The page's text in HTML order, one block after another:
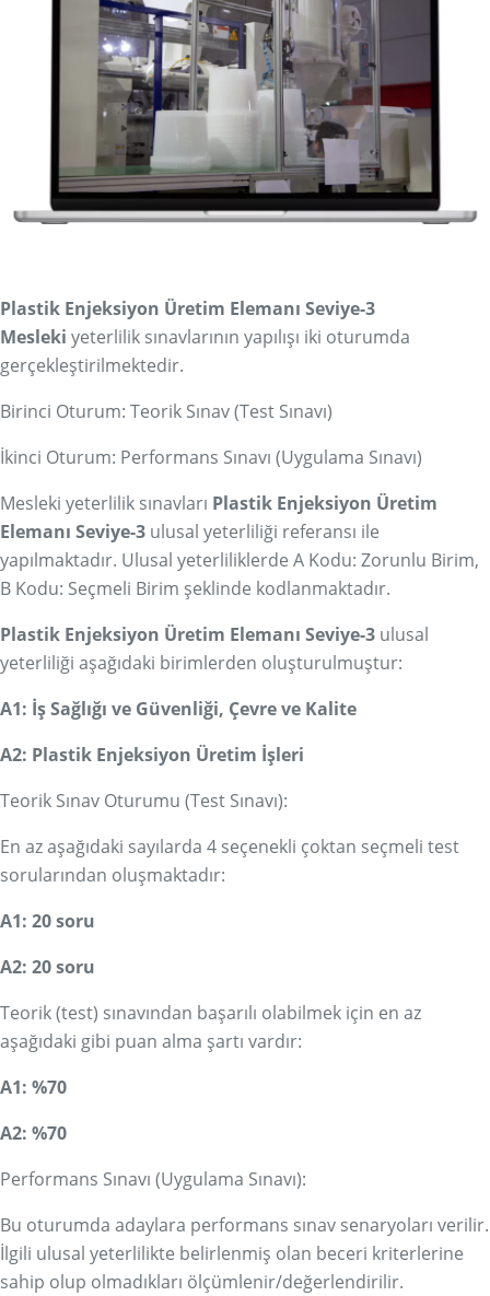
Plastik Enjeksiyon Üretim Elemanı Seviye-3
Mesleki yeterlilik sınavlarının yapılışı iki oturumda
gerçekleştirilmektedir.
Birinci Oturum: Teorik Sınav (Test Sınavı)
İkinci Oturum: Performans Sınavı (Uygulama Sınavı)
Mesleki yeterlilik sınavları Plastik Enjeksiyon Üretim
Elemanı Seviye-3 ulusal yeterliliği referansı ile
yapılmaktadır. Ulusal yeterliliklerde A Kodu: Zorunlu Birim,
B Kodu: Seçmeli Birim şeklinde kodlanmaktadır.
Plastik Enjeksiyon Üretim Elemanı Seviye-3 ulusal
yeterliliği aşağıdaki birimlerden oluşturulmuştur:
A1: İş Sağlığı ve Güvenliği, Çevre ve Kalite
A2: Plastik Enjeksiyon Üretim İşleri
Teorik Sınav Oturumu (Test Sınavı):
En az aşağıdaki sayılarda 4 seçenekli çoktan seçmeli test
sorularından oluşmaktadır:
A1: 20 soru
A2: 20 soru
Teorik (test) sınavından başarılı olabilmek için en az
aşağıdaki gibi puan alma şartı vardır:
A1: %70
A2: %70
Performans Sınavı (Uygulama Sınavı):
Bu oturumda adaylara performans sınav senaryoları verilir.
İlgili ulusal yeterlilikte belirlenmiş olan beceri kriterlerine
sahip olup olmadıkları ölçümlenir/değerlendirilir.